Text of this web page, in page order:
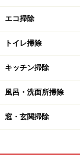
もしゴキブリ
大掃除のついでに、
けたら、必ず取り除
殺虫剤も効かない
うな形をしてい
エコ掃除
トイレ掃除
キッチン掃除
風呂・洗面所掃除
窓・玄関掃除